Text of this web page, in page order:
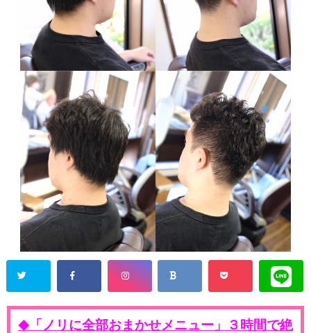
◆
「ノリに全部おまかせメニュー」３時間で絶